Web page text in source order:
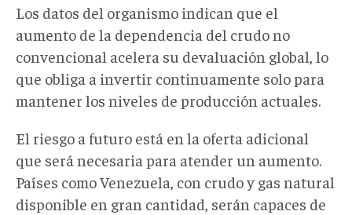
Los datos del organismo indican que el
aumento de la dependencia del crudo no
convencional acelera su devaluación global, lo
que obliga a invertir continuamente solo para
mantener los niveles de producción actuales.
El riesgo a futuro está en la oferta adicional
que será necesaria para atender un aumento.
Países como Venezuela, con crudo y gas natural
disponible en gran cantidad, serán capaces de